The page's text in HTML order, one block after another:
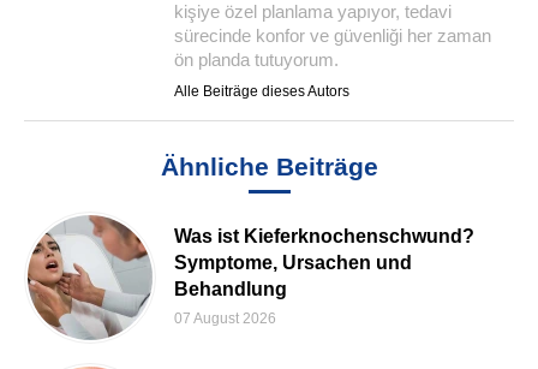
kişiye özel planlama yapıyor, tedavi
sürecinde konfor ve güvenliği her zaman
ön planda tutuyorum.
Alle Beiträge dieses Autors
Ähnliche Beiträge
Was ist Kieferknochenschwund?
Symptome, Ursachen und
Behandlung
07 August 2026